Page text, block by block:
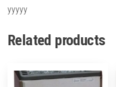
yyyyy
Related products